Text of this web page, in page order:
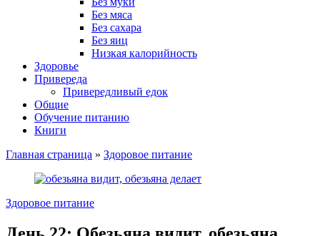
Без мяса
Без сахара
Без яиц
Низкая калорийность
Здоровье
Привереда
Привередливый едок
Общие
Обучение питанию
Книги
Главная страница » Здоровое питание
Здоровое питание